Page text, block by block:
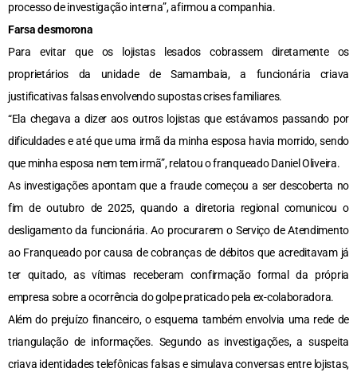
processo de investigação interna”, afirmou a companhia.
Farsa desmorona
Para evitar que os lojistas lesados cobrassem diretamente os
proprietários da unidade de Samambaia, a funcionária criava
justificativas falsas envolvendo supostas crises familiares.
“Ela chegava a dizer aos outros lojistas que estávamos passando por
dificuldades e até que uma irmã da minha esposa havia morrido, sendo
que minha esposa nem tem irmã”, relatou o franqueado Daniel Oliveira.
As investigações apontam que a fraude começou a ser descoberta no
fim de outubro de 2025, quando a diretoria regional comunicou o
desligamento da funcionária. Ao procurarem o Serviço de Atendimento
ao Franqueado por causa de cobranças de débitos que acreditavam já
ter quitado, as vítimas receberam confirmação formal da própria
empresa sobre a ocorrência do golpe praticado pela ex-colaboradora.
Além do prejuízo financeiro, o esquema também envolvia uma rede de
triangulação de informações. Segundo as investigações, a suspeita
criava identidades telefônicas falsas e simulava conversas entre lojistas,